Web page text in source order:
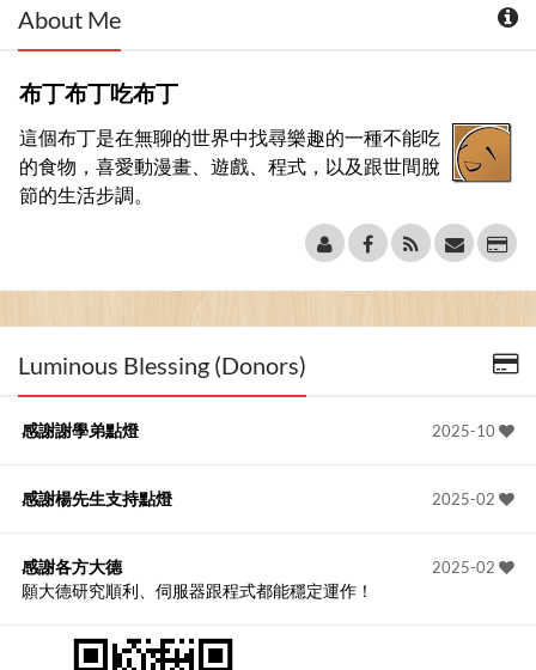
About Me
布丁布丁吃布丁
這個布丁是在無聊的世界中找尋樂趣的一種不能吃
的食物，喜愛動漫畫、遊戲、程式，以及跟世間脫
節的生活步調。
Luminous Blessing (Donors)
2025-10
感謝謝學弟點燈
2025-02
感謝楊先生支持點燈
2025-02
感謝各方大德
願大德研究順利、伺服器跟程式都能穩定運作！